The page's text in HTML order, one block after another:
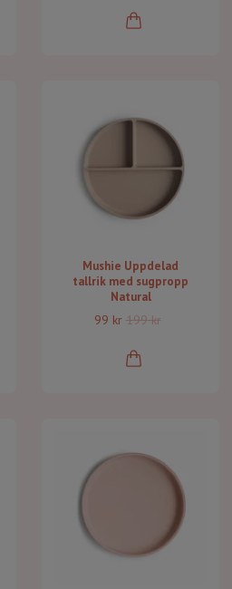
Mushie Uppdelad
tallrik med sugpropp
Natural
99 kr 199 kr